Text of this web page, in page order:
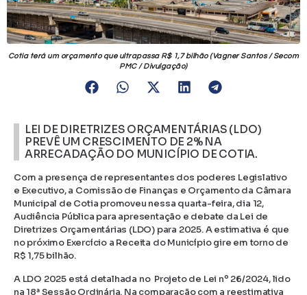
Cotia terá um orçamento que ultrapassa R$ 1,7 bilhão (Vagner Santos / Secom
PMC / Divulgação)
LEI DE DIRETRIZES ORÇAMENTÁRIAS (LDO)
PREVÊ UM CRESCIMENTO DE 2% NA
ARRECADAÇÃO DO MUNICÍPIO DE COTIA.
Com a presença de representantes dos poderes Legislativo
e Executivo, a Comissão de Finanças e Orçamento da Câmara
Municipal de Cotia promoveu nessa quarta-feira, dia 12,
Audiência Pública para apresentação e debate da Lei de
Diretrizes Orçamentárias (LDO) para 2025. A estimativa é que
no próximo Exercício a Receita do Município gire em torno de
R$ 1,75 bilhão.
A LDO 2025 está detalhada no Projeto de Lei nº 26/2024, lido
na 18ª Sessão Ordinária. Na comparação com a reestimativa